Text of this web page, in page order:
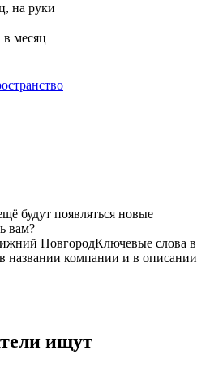
на руки
месяц
будут появляться новые
вам?
НовгородКлючевые слова в
названии компании и в описании
ищут